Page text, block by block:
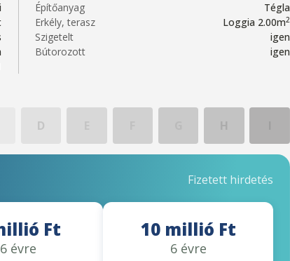
Építőanyag
Tégla
Erkély, terasz
Loggia 2.00m2
Szigetelt
igen
Bútorozott
igen
D
Fizetett hirdetés
Ft
6 évre
10 millió Ft
6 évre